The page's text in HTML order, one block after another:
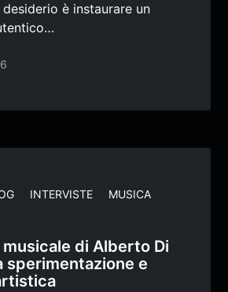
è instaurare un
INTERVISTE
MUSICA
di Alberto Di
sperimentazione e